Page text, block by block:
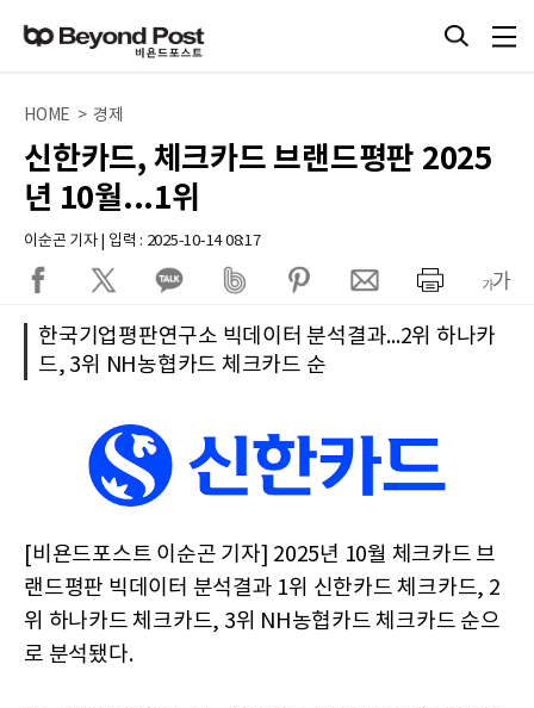
HOME > 경제
신한카드, 체크카드 브랜드평판 2025
년 10월...1위
이순곤 기자 | 입력 : 2025-10-14 08:17
한국기업평판연구소 빅데이터 분석결과...2위 하나카
드, 3위 NH농협카드 체크카드 순
[비욘드포스트 이순곤 기자] 2025년 10월 체크카드 브
랜드평판 빅데이터 분석결과 1위 신한카드 체크카드, 2
위 하나카드 체크카드, 3위 NH농협카드 체크카드 순으
로 분석됐다.